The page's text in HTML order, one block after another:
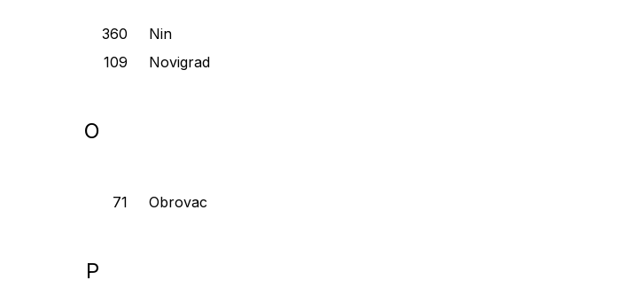
Nin
Novigrad
O
Obrovac
P